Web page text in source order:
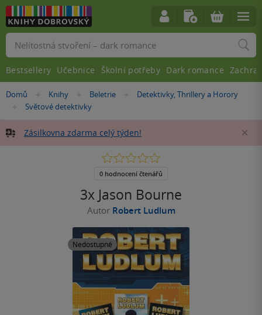
Nacházíte
Domů »Knihy »Beletrie »
Detektivky, Thrillery a Horory
»
Světové detektivky
Zásilkovna zdarma celý týden!
3x Jason Bourne
Autor Robert Ludlum
Nedostupné
0.0
5
0 hodnocení čtenářů
Vyhledávání
Bestsellery Učebnice Školní potřeby Dark romance